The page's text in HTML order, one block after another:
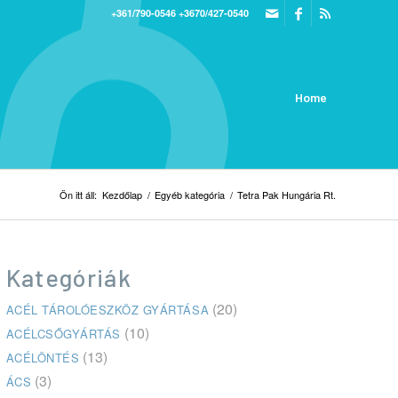
+361/790-0546 +3670/427-0540
Home
Ön itt áll: Kezdőlap / Egyéb kategória / Tetra Pak Hungária Rt.
Kategóriák
ACÉL TÁROLÓESZKÖZ GYÁRTÁSA (20)
ACÉLCSŐGYÁRTÁS (10)
ACÉLÖNTÉS (13)
ÁCS (3)